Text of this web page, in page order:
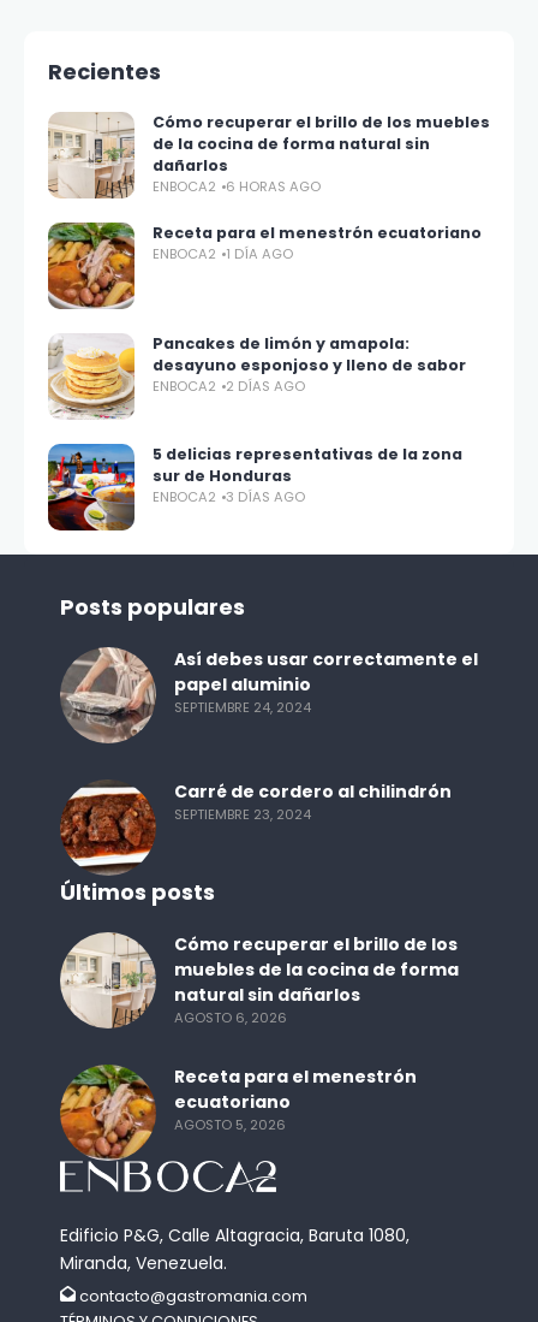
Recientes
Cómo recuperar el brillo de los muebles
de la cocina de forma natural sin
dañarlos
ENBOCA2 6 HORAS AGO
Receta para el menestrón ecuatoriano
ENBOCA2 1 DÍA AGO
Pancakes de limón y amapola:
desayuno esponjoso y lleno de sabor
ENBOCA2 2 DÍAS AGO
5 delicias representativas de la zona
sur de Honduras
ENBOCA2 3 DÍAS AGO
Edificio P&G, Calle Altagracia, Baruta 1080,
Miranda, Venezuela.
contacto@gastromania.com
Posts populares
Así debes usar correctamente el
papel aluminio
SEPTIEMBRE 24, 2024
Carré de cordero al chilindrón
SEPTIEMBRE 23, 2024
Últimos posts
Cómo recuperar el brillo de los
muebles de la cocina de forma
natural sin dañarlos
AGOSTO 6, 2026
Receta para el menestrón
ecuatoriano
AGOSTO 5, 2026